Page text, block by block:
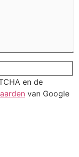
en de
van Google